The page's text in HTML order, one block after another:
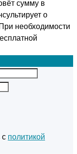
сумму в
о
необходимости
политикой